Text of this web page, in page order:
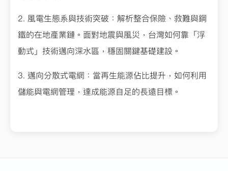
2. 風電生態系與技術突破：解析整合保險、救難與鋼
鐵的在地產業鏈。面對地震與風災，台灣如何靠「浮
動式」技術邁向深水區，穩固關鍵基礎建設。
3. 邁向分散式電網：當再生能源佔比提升，如何利用
儲能與電網管理，達成能源自足的長遠目標。